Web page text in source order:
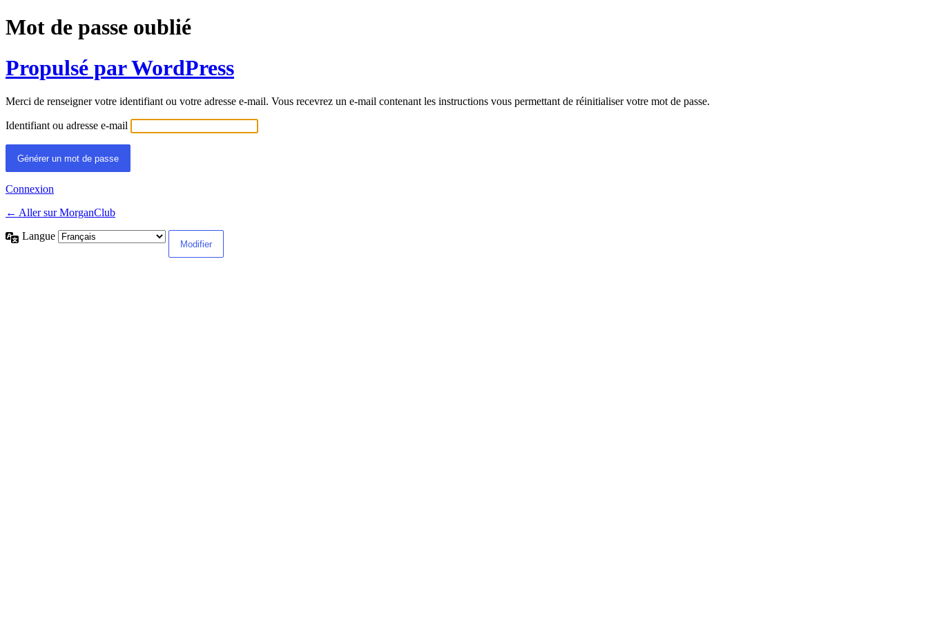
Mot de passe oublié
Propulsé par WordPress
Merci de renseigner votre identifiant ou votre adresse e-mail. Vous recevrez un e-mail contenant les instructions vous permettant de réinitialiser votre mot de passe.
Identifiant ou adresse e-mail
Connexion
← Aller sur MorganClub
Langue